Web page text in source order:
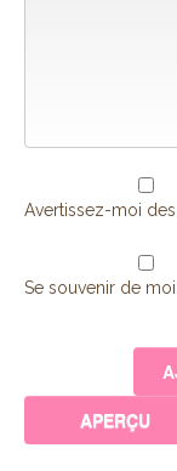
Avertissez-moi des
Se souvenir de